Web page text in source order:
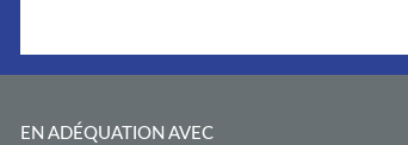
EN ADÉQUATION AVEC